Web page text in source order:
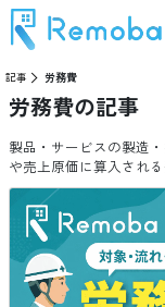
記事 労務費
労務費の記事
製品・サービスの製造
や売上原価に算入され